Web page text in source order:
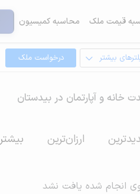
قیمت ملک محاسبه کمیسیون
بیشتر درخواست ملک
خانه و آپارتمان در بیدستان
ارزان‌ترین بیشتر
انجام شده یافت نشد